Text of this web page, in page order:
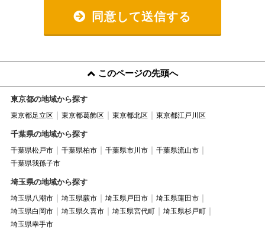
同意して送信する
このページの先頭へ
東京都の地域から探す
東京都足立区 東京都葛飾区 東京都北区 東京都江戸川区
千葉県の地域から探す
千葉県松戸市 千葉県柏市 千葉県市川市
千葉県流山市
千葉県我孫子市
埼玉県の地域から探す
埼玉県八潮市 埼玉県蕨市 埼玉県戸田市
埼玉県蓮田市
埼玉県白岡市
埼玉県久喜市 埼玉県宮代町
埼玉県杉戸町
埼玉県幸手市